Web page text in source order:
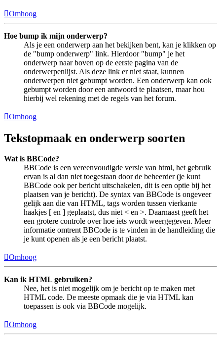
Omhoog
Hoe bump ik mijn onderwerp?
Als je een onderwerp aan het bekijken bent, kan je klikken op
de "bump onderwerp" link. Hierdoor "bump" je het
onderwerp naar boven op de eerste pagina van de
onderwerpenlijst. Als deze link er niet staat, kunnen
onderwerpen niet gebumpt worden. Een onderwerp kan ook
gebumpt worden door een antwoord te plaatsen, maar hou
hierbij wel rekening met de regels van het forum.
Omhoog
Tekstopmaak en onderwerp soorten
Wat is BBCode?
BBCode is een vereenvoudigde versie van html, het gebruik
ervan is al dan niet toegestaan door de beheerder (je kunt
BBCode ook per bericht uitschakelen, dit is een optie bij het
plaatsen van je bericht). De syntax van BBCode is ongeveer
gelijk aan die van HTML, tags worden tussen vierkante
haakjes [ en ] geplaatst, dus niet < en >. Daarnaast geeft het
een grotere controle over hoe iets wordt weergegeven. Meer
informatie omtrent BBCode is te vinden in de handleiding die
je kunt openen als je een bericht plaatst.
Omhoog
Kan ik HTML gebruiken?
Nee, het is niet mogelijk om je bericht op te maken met
HTML code. De meeste opmaak die je via HTML kan
toepassen is ook via BBCode mogelijk.
Omhoog